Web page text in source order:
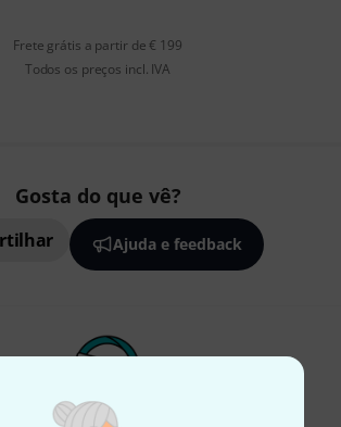
Frete grátis a partir de € 199
Todos os preços incl. IVA
Gosta do que vê?
Ajuda e feedback